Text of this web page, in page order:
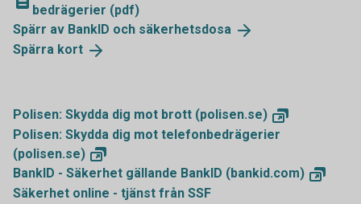
bedrägerier (pdf)
Spärr av BankID och säkerhetsdosa
Spärra kort
Polisen: Skydda dig mot brott (polisen.se)
Polisen: Skydda dig mot telefonbedrägerier
(polisen.se)
BankID - Säkerhet gällande BankID (bankid.com)
Säkerhet online - tjänst från SSF